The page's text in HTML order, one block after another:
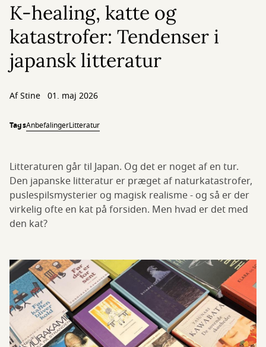
K-healing, katte og
katastrofer: Tendenser i
japansk litteratur
AfStine 01. maj 2026
TagsAnbefalingerLitteratur
Litteraturen går til Japan. Og det er noget af en tur.
Den japanske litteratur er præget af naturkatastrofer,
puslespilsmysterier og magisk realisme - og så er der
virkelig ofte en kat på forsiden. Men hvad er det med
den kat?